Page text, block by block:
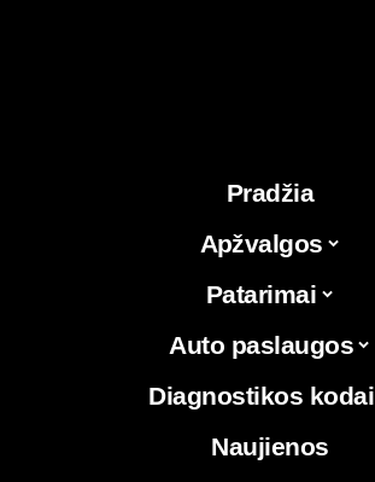
Pradžia
Apžvalgos
Patarimai
Auto paslaugos
Diagnostikos kodai
Naujienos